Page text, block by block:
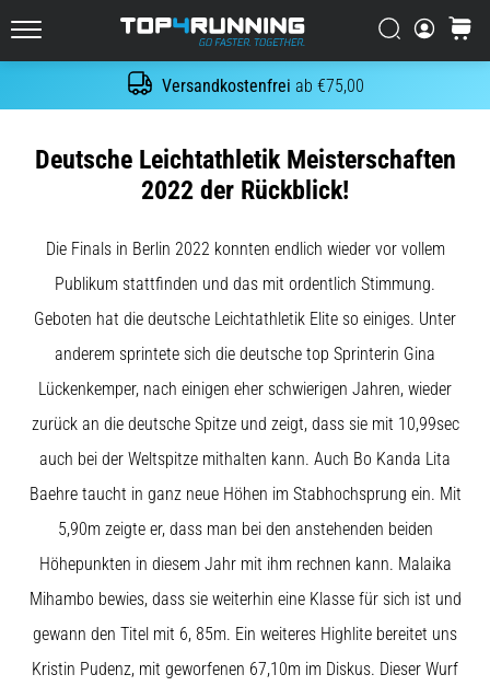
Versandkostenfrei ab €75,00
Suchen
tut
sich!
Welche
Lesedauer 6 min
Shuttle-
und
Beep-
steckt
dahinter?
der
Deutsche Leichtathletik Meisterschaften
2022 der Rückblick!
Die Finals in Berlin 2022 konnten endlich wieder vor vollem
Publikum stattfinden und das mit ordentlich Stimmung.
Geboten hat die deutsche Leichtathletik Elite so einiges. Unter
anderem sprintete sich die deutsche top Sprinterin Gina
Lückenkemper, nach einigen eher schwierigen Jahren, wieder
zurück an die deutsche Spitze und zeigt, dass sie mit 10,99sec
auch bei der Weltspitze mithalten kann. Auch Bo Kanda Lita
Baehre taucht in ganz neue Höhen im Stabhochsprung ein. Mit
5,90m zeigte er, dass man bei den anstehenden beiden
Höhepunkten in diesem Jahr mit ihm rechnen kann. Malaika
Mihambo bewies, dass sie weiterhin eine Klasse für sich ist und
gewann den Titel mit 6, 85m. Ein weiteres Highlite bereitet uns
Kristin Pudenz, mit geworfenen 67,10m im Diskus. Dieser Wurf